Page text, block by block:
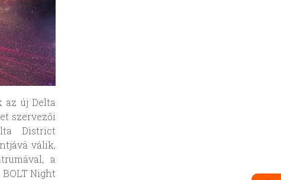
az új Delta
szervezői
District
válik,
a
Night